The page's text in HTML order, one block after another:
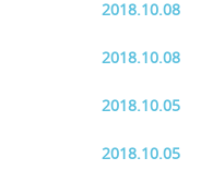
2018.10.08
2018.10.08
2018.10.05
2018.10.05